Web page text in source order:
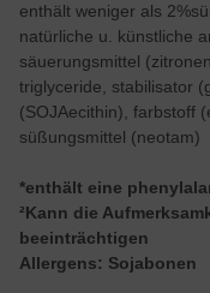
enthält weniger als
natürliche u. künstliche
säuerungsmittel
triglyceride, stabilisator
(SOJAecithin), farbstoff
süßungsmittel (neotam)
*enthält eine
²Kann die
beeinträchtigen
Allergens: Sojabonen